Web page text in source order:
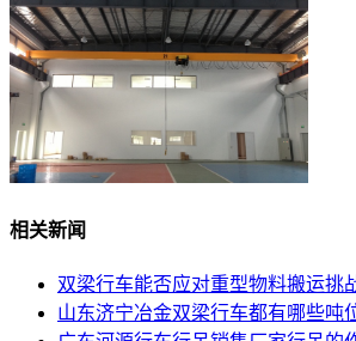
相关新闻
双梁行车能否应对重型物料搬运挑
山东济宁冶金双梁行车都有哪些吨